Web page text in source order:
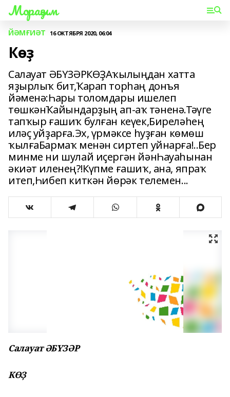
Мораҙым
ЙӘМҒИӘТ 16 ОКТЯБРЯ 2020, 06:04
Көҙ
Салауат ӘБҮЗӘРКӨҘАҡылыңдан хатта
яҙырлыҡ бит,Ҡарап торһаң донъя
йәменә:Һары толомдары ишелеп
төшкәнҠайындарҙың ап-аҡ тәненә.Тәүге
тапҡыр ғашиҡ булған кеүек,Биреләһең
иләҫ уйҙарға.Эх, үрмәксе һуҙған көмөш
ҡылғаБармаҡ менән сиртеп уйнарға!..Бер
минме ни шулай иҫергән йәнҺауаһынан
әкиәт иленең?!Күпме ғашиҡ, ана, япраҡ
итеп,Һибеп киткән йөрәк телемен...
Салауат ӘБҮЗӘР
КӨҘ